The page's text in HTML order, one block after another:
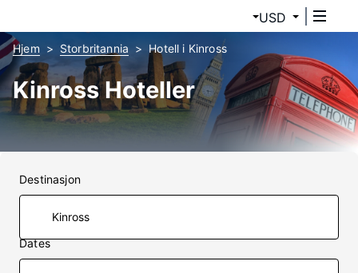
USD
Hjem Storbritannia Hotell i Kinross
Kinross Hoteller
Destinasjon
Dates